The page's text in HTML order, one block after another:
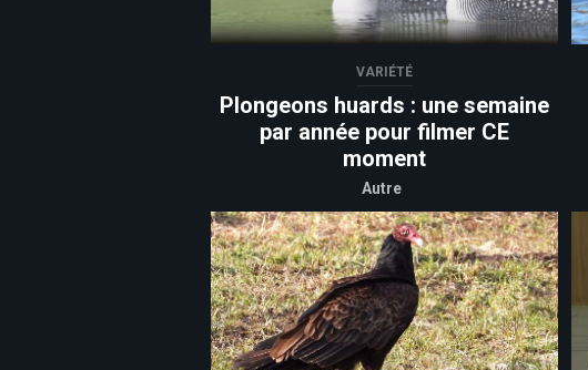
VARIÉTÉ
Plongeons huards : une semaine
par année pour filmer CE
moment
Autre